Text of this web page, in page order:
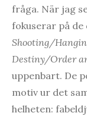
fråga. När jag
fokuserar på
Shooting/
Destiny/Order
uppenbart. De
motiv ur det
helheten: